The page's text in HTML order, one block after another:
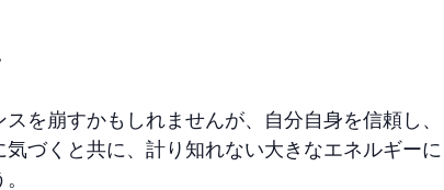
を崩すかもしれませんが、自分自身を信頼し、
づくと共に、計り知れない大きなエネルギーに